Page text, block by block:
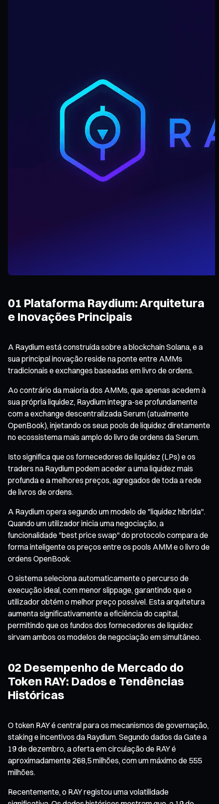
01 Plataforma Raydium: Arquitetura
e Inovações Principais
A Raydium está construída sobre a blockchain Solana, e a
sua principal inovação reside na ponte entre AMMs
tradicionais e exchanges baseadas em livro de ordens.
Ao contrário da maioria dos AMMs, que apenas acedem à
sua própria liquidez, Raydium integra-se profundamente
com a exchange descentralizada Serum (atualmente
OpenBook), injetando os seus pools de liquidez diretamente
no ecossistema mais amplo do livro de ordens da Serum.
Isto significa que os fornecedores de liquidez (LPs) e os
traders na Raydium podem aceder a uma liquidez mais
profunda e a melhores preços, agregados de toda a rede
de livros de ordens.
A Raydium opera segundo um modelo de "liquidez híbrida".
Quando um utilizador inicia uma negociação, a
funcionalidade "best price swap" do protocolo compara de
forma inteligente os preços entre os pools AMM e o livro de
ordens OpenBook.
O sistema seleciona automaticamente o percurso de
execução ideal, com menor slippage, garantindo que o
utilizador obtém o melhor preço possível. Esta arquitetura
aumenta significativamente a eficiência do capital,
permitindo que os fundos dos fornecedores de liquidez
sirvam ambos os modelos de negociação em simultâneo.
02 Desempenho de Mercado do
Token RAY: Dados e Tendências
Históricas
O token RAY é central para os mecanismos de governação,
staking e incentivos da Raydium. Segundo dados da Gate a
19 de dezembro, a oferta em circulação de RAY é
aproximadamente 268,5 milhões, com um máximo de 555
milhões.
Recentemente, o RAY registou uma volatilidade